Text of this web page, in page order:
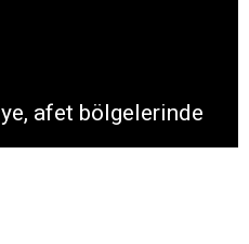
afet bölgelerinde